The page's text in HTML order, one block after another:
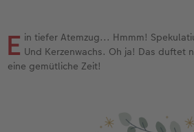
E in tiefer Atemzug... Hmmm!
Und Kerzenwachs. Oh ja! Das duftet
eine gemütliche Zeit!